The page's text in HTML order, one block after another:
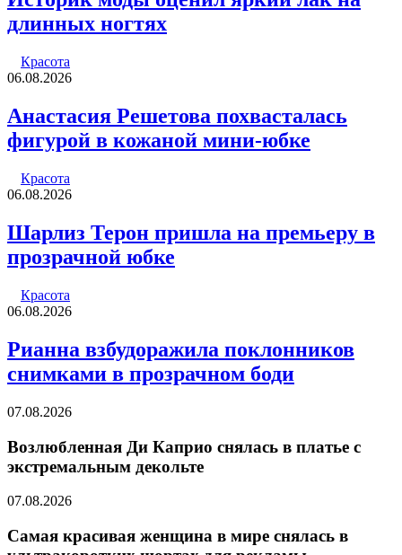
длинных ногтях
Красота
06.08.2026
Анастасия Решетова похвасталась
фигурой в кожаной мини-юбке
Красота
06.08.2026
Шарлиз Терон пришла на премьеру в
прозрачной юбке
Красота
06.08.2026
Рианна взбудоражила поклонников
снимками в прозрачном боди
07.08.2026
Возлюбленная Ди Каприо снялась в платье с
экстремальным декольте
07.08.2026
Самая красивая женщина в мире снялась в